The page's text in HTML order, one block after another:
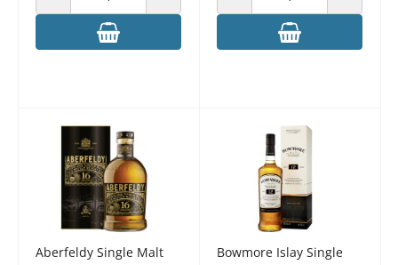
ANZAHL VERRINGERN ANZAHL ERHÖHENANZAHL VERRINGERN ANZAHL
Aberfeldy Single Malt
Bowmore Islay Single